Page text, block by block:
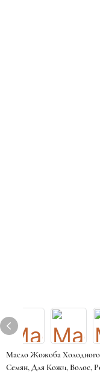
Масло Жожоба
Семян, Для Кожи, Волос,